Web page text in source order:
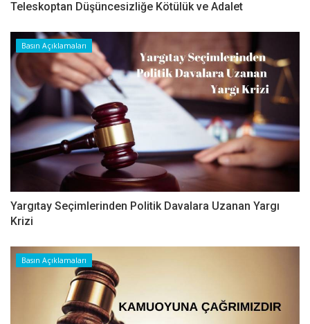
Teleskoptan Düşüncesizliğe Kötülük ve Adalet
Basın Açıklamaları
Yargıtay Seçimlerinden Politik Davalara Uzanan Yargı
Krizi
Basın Açıklamaları